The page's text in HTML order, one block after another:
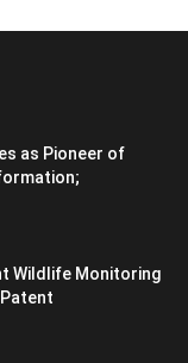
as Pioneer of
Wildlife Monitoring